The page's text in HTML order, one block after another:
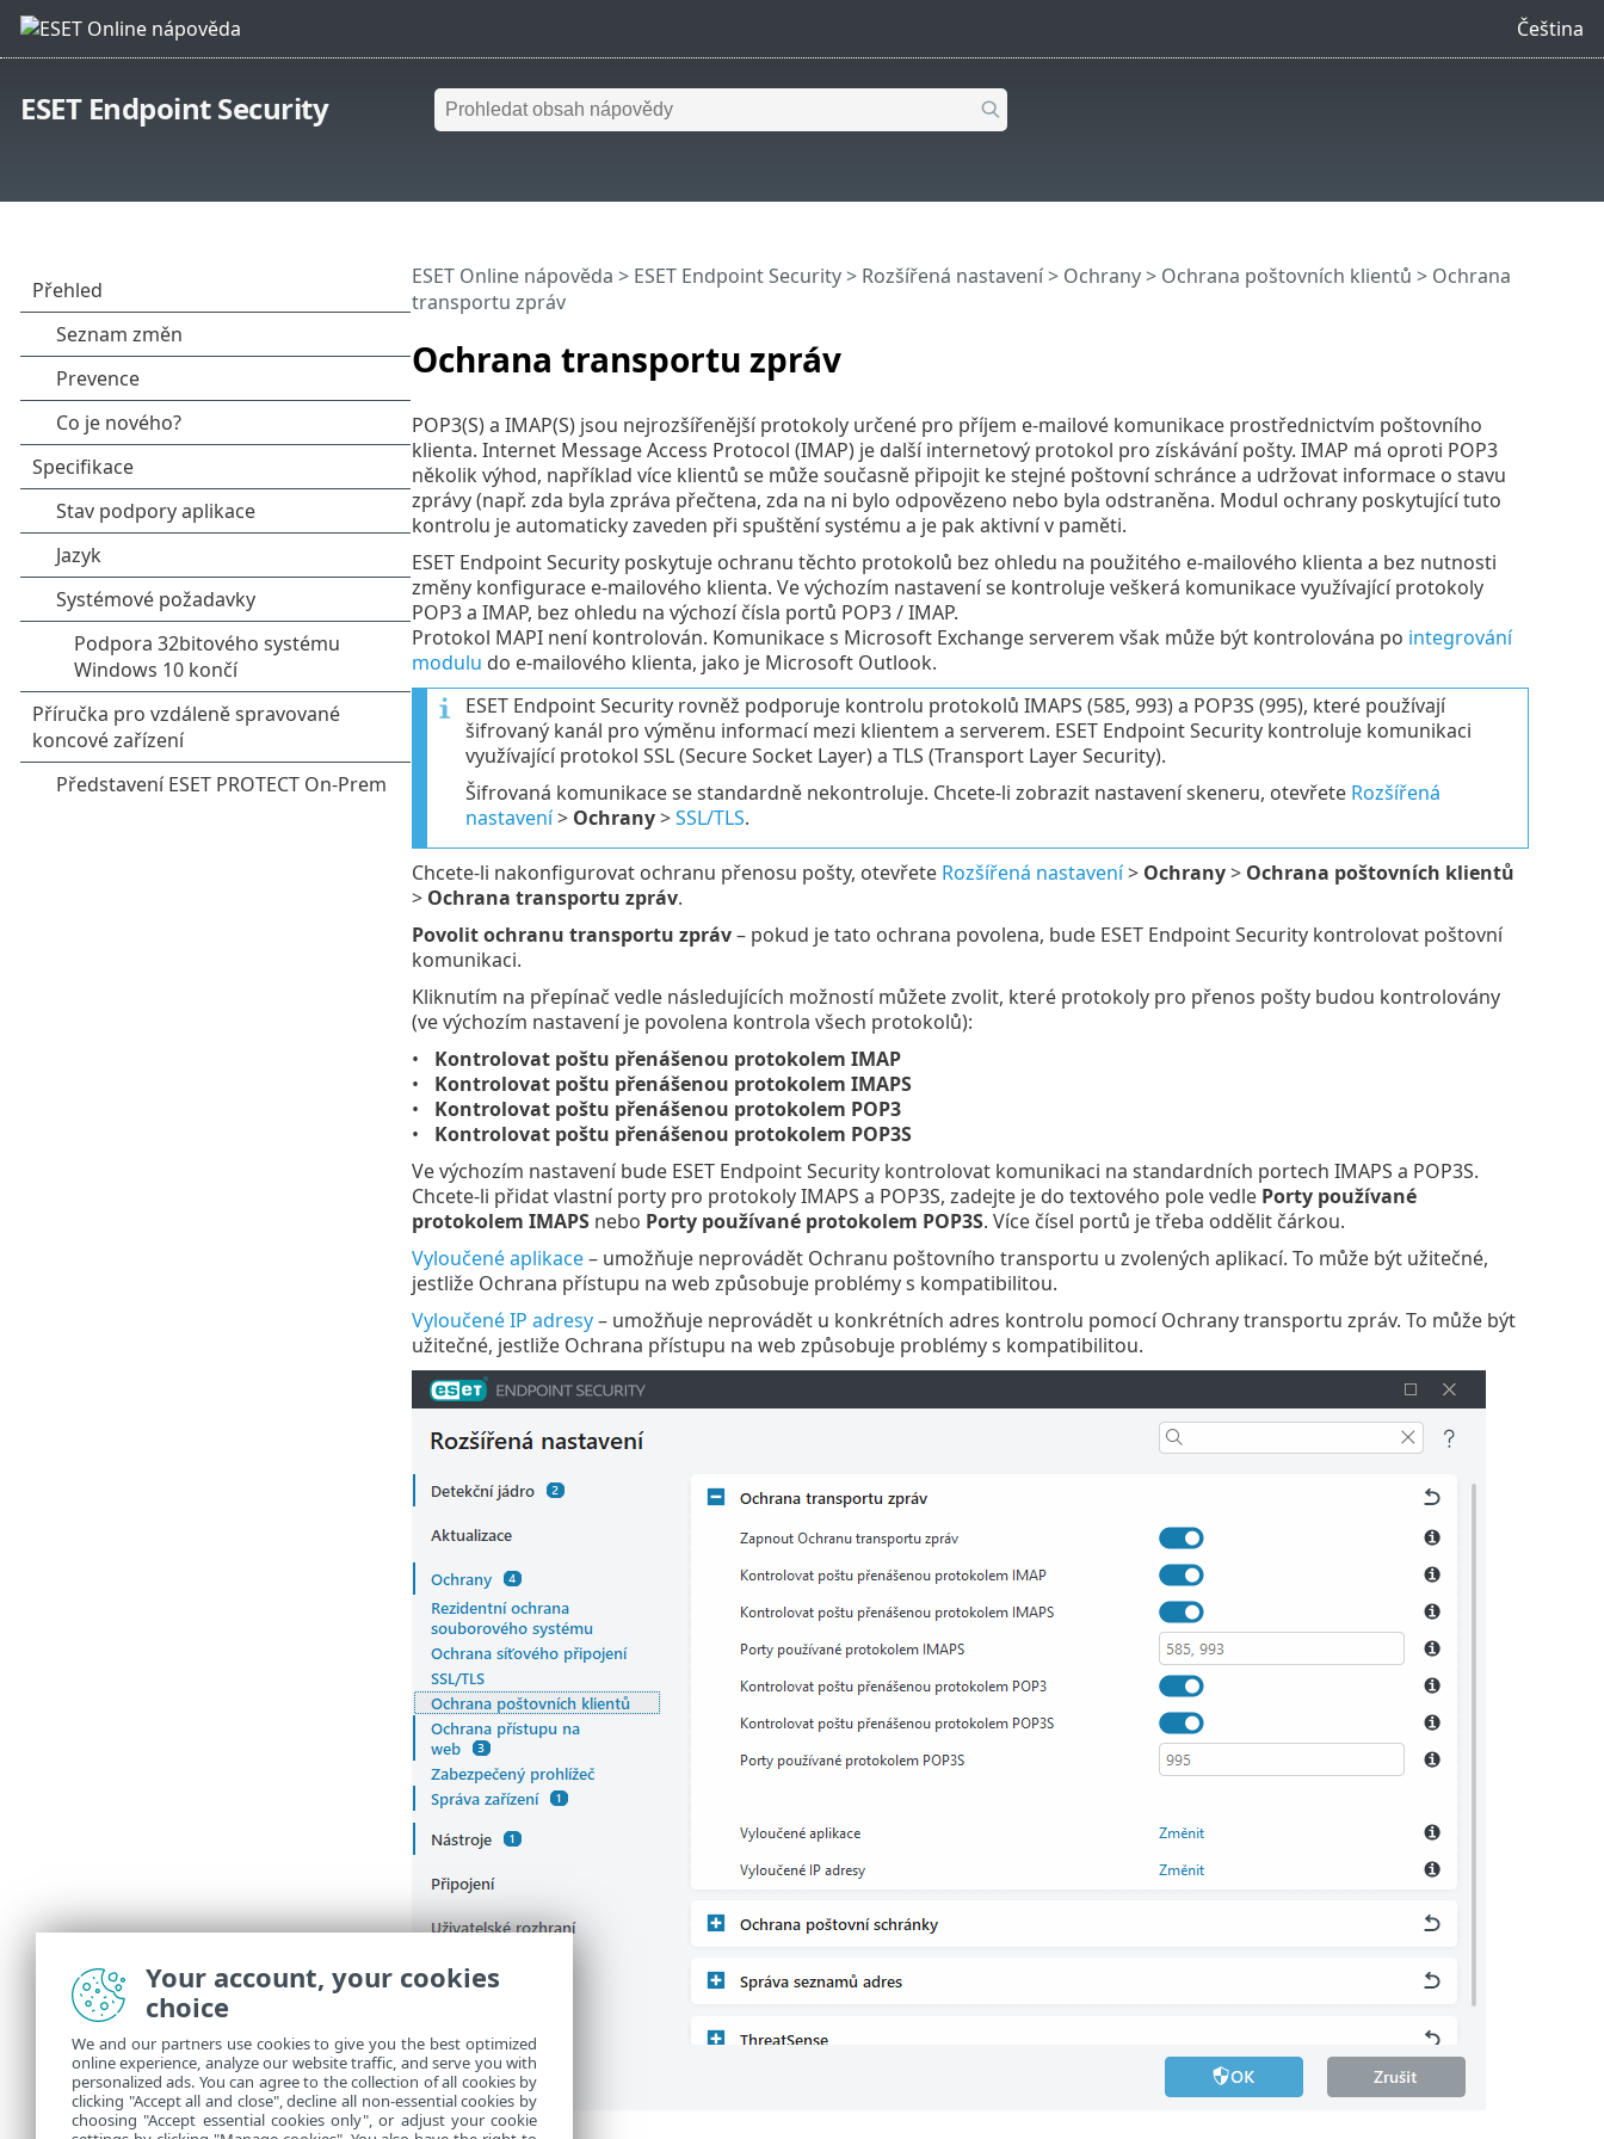
Čeština
ESET Endpoint Security
Ochrana transportu zpráv
ESET Online nápověda > ESET Endpoint Security> Rozšířená nastavení> Ochrany> Ochrana poštovních klientů > Ochrana
transportu zpráv
POP3(S) a IMAP(S) jsou nejrozšířenější protokoly určené pro příjem e-mailové komunikace prostřednictvím poštovního
klienta. Internet Message Access Protocol (IMAP) je další internetový protokol pro získávání pošty. IMAP má oproti POP3
několik výhod, například více klientů se může současně připojit ke stejné poštovní schránce a udržovat informace o stavu
zprávy (např. zda byla zpráva přečtena, zda na ni bylo odpovězeno nebo byla odstraněna. Modul ochrany poskytující tuto
kontrolu je automaticky zaveden při spuštění systému a je pak aktivní v paměti.
ESET Endpoint Security poskytuje ochranu těchto protokolů bez ohledu na použitého e-mailového klienta a bez nutnosti
změny konfigurace e-mailového klienta. Ve výchozím nastavení se kontroluje veškerá komunikace využívající protokoly
POP3 a IMAP, bez ohledu na výchozí čísla portů POP3 / IMAP.
Protokol MAPI není kontrolován. Komunikace s Microsoft Exchange serverem však může být kontrolována po integrování
modulu do e-mailového klienta, jako je Microsoft Outlook.
ESET Endpoint Security rovněž podporuje kontrolu protokolů IMAPS (585, 993) a POP3S (995), které používají
šifrovaný kanál pro výměnu informací mezi klientem a serverem. ESET Endpoint Security kontroluje komunikaci
využívající protokol SSL (Secure Socket Layer) a TLS (Transport Layer Security).
Šifrovaná komunikace se standardně nekontroluje. Chcete-li zobrazit nastavení skeneru, otevřete Rozšířená
nastavení> Ochrany>SSL/TLS.
Chcete-li nakonfigurovat ochranu přenosu pošty, otevřete Rozšířená nastavení> Ochrany> Ochrana poštovních klientů
> Ochrana transportu zpráv.
Povolit ochranu transportu zpráv– pokud je tato ochrana povolena, bude ESET Endpoint Security kontrolovat poštovní
komunikaci.
Kliknutím na přepínač vedle následujících možností můžete zvolit, které protokoly pro přenos pošty budou kontrolovány
(ve výchozím nastavení je povolena kontrola všech protokolů):
Kontrolovat poštu přenášenou protokolem IMAP
Kontrolovat poštu přenášenou protokolem IMAPS
Kontrolovat poštu přenášenou protokolem POP3
Kontrolovat poštu přenášenou protokolem POP3S
Ve výchozím nastavení bude ESET Endpoint Security kontrolovat komunikaci na standardních portech IMAPS a POP3S.
Chcete-li přidat vlastní porty pro protokoly IMAPS a POP3S, zadejte je do textového pole vedle Porty používané
protokolem IMAPSnebo Porty používané protokolem POP3S. Více čísel portů je třeba oddělit čárkou.
Vyloučené aplikace– umožňuje neprovádět Ochranu poštovního transportu u zvolených aplikací. To může být užitečné,
jestliže Ochrana přístupu na web způsobuje problémy s kompatibilitou.
Vyloučené IP adresy– umožňuje neprovádět u konkrétních adres kontrolu pomocí Ochrany transportu zpráv. To může být
užitečné, jestliže Ochrana přístupu na web způsobuje problémy s kompatibilitou.
Your account, your cookies
choice
We and our partners use cookies to give you the best optimized
online experience, analyze our website traffic, and serve you with
personalized ads. You can agree to the collection of all cookies by
clicking "Accept all and close", decline all non-essential cookies by
choosing "Accept essential cookies only", or adjust your cookie